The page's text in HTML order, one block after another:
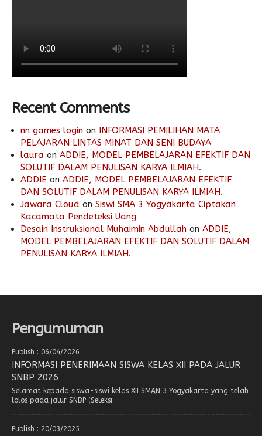
Recent Comments
nn games login on INFORMASI PEMILIHAN MATA
PELAJARAN LINTAS MINAT DAN SENI BUDAYA
laura on ADDIE, MODEL PEMBELAJARAN EFEKTIF DAN
SOLUTIF DALAM PENULISAN KARYA ILMIAH.
ADDIE on ADDIE, MODEL PEMBELAJARAN EFEKTIF
DAN SOLUTIF DALAM PENULISAN KARYA ILMIAH.
Jawara Cloud on Siswi SMA 3 Yogyakarta Ciptakan
Kacamata Pendeteksi Uang
Desain Instruksional Muhaimin Abdullah on ADDIE,
MODEL PEMBELAJARAN EFEKTIF DAN SOLUTIF DALAM
PENULISAN KARYA ILMIAH.
Pengumuman
Publish : 06/04/2026
INFORMASI PENERIMAAN SISWA KELAS XII PADA JALUR
SNBP 2026
Selamat kepada siswa-siswi kelas XII SMAN 3 Yogyakarta yang telah
lolos pada jalur SNBP (Seleksi..
Publish : 20/03/2025